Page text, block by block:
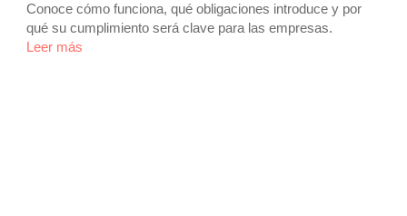
Conoce cómo funciona, qué obligaciones introduce y por
qué su cumplimiento será clave para las empresas.
Leer más